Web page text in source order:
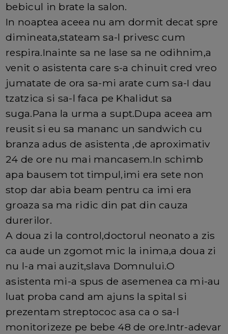
bebicul in brate la salon.
In noaptea aceea nu am dormit decat spre
dimineata,stateam sa-l privesc cum
respira.Inainte sa ne lase sa ne odihnim,a
venit o asistenta care s-a chinuit cred vreo
jumatate de ora sa-mi arate cum sa-I dau
tzatzica si sa-l faca pe Khalidut sa
suga.Pana la urma a supt.Dupa aceea am
reusit si eu sa mananc un sandwich cu
branza adus de asistenta ,de aproximativ
24 de ore nu mai mancasem.In schimb
apa bausem tot timpul,imi era sete non
stop dar abia beam pentru ca imi era
groaza sa ma ridic din pat din cauza
durerilor.
A doua zi la control,doctorul neonato a zis
ca aude un zgomot mic la inima,a doua zi
nu l-a mai auzit,slava Domnului.O
asistenta mi-a spus de asemenea ca mi-au
luat proba cand am ajuns la spital si
prezentam streptococ asa ca o sa-l
monitorizeze pe bebe 48 de ore.Intr-adevar